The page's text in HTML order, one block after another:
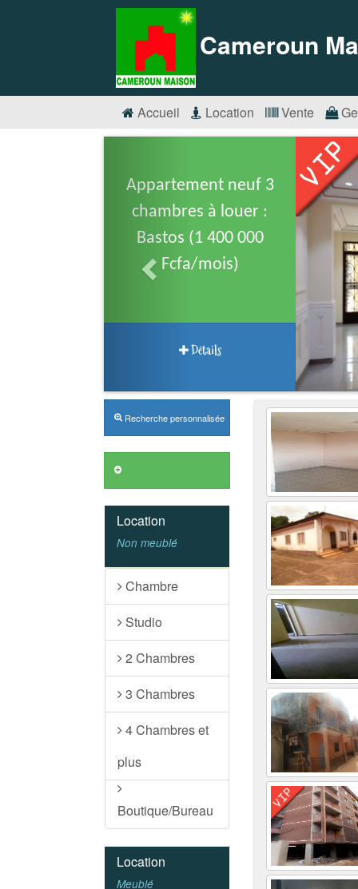
Cameroun
Accueil Location Vente
Appartement neuf 3
chambres à louer :
Bastos (1 400 000
Fcfa/mois)
Détails
Recherche personnalisée
Location
Non meublé
Chambre
Studio
2 Chambres
3 Chambres
4 Chambres et
plus
Boutique/Bureau
Location
Meublé